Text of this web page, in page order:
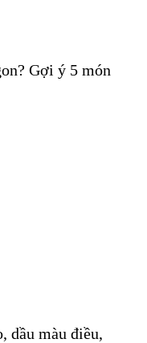
dầu màu điều,